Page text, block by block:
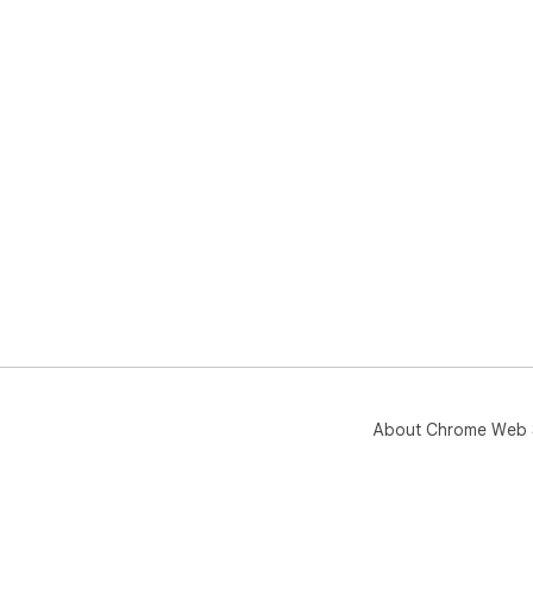
About Chrome Web